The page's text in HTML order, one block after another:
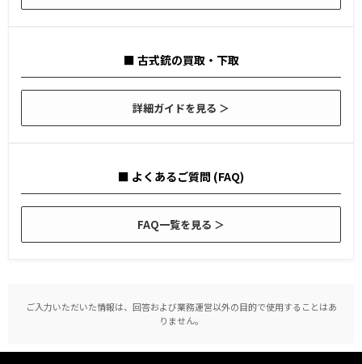
■ 古式銃の買取・下取
詳細ガイドを見る ＞
■ よくあるご質問 (FAQ)
FAQ一覧を見る ＞
ご入力いただいた情報は、回答および業務運営以外の目的で使用することはあ
りません。